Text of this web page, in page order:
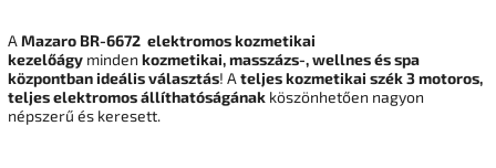
A Mazaro BR-6672 elektromos kozmetikai
kezelőágy minden kozmetikai, masszázs-, wellnes és spa
központban ideális választás! A teljes kozmetikai szék 3 motoros,
teljes elektromos állíthatóságának köszönhetően nagyon
népszerű és keresett.